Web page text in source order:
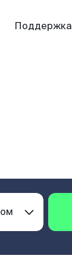
Поддержка